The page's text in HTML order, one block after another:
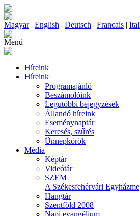
Magyar| English | Deutsch | Francais |
Menü
Híreink
Híreink
Programajánló
Beszámolóink
Legutóbbi bejegyzések
Állandó híreink
Eseménynaptár
Keresés, szűrés
Ünnepkörök
Média
Képtár
Videótár
SZEM
A Székesfehérvári
Hangtár
Szentföld 2008
Napi evangélium